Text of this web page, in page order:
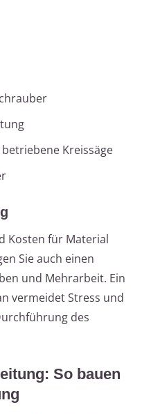
Kreissäge
Kosten für Material
Sie auch einen
und Mehrarbeit. Ein
vermeidet Stress und
des
So bauen